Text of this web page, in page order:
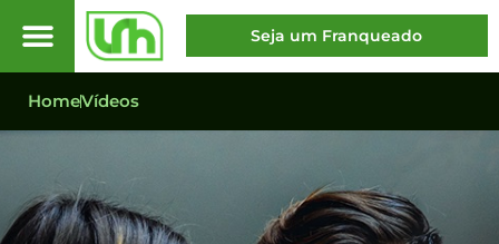
Seja um Franqueado
HomeVídeos